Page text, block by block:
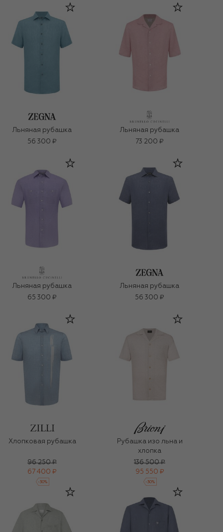
Льняная рубашка
56 300 ₽
Льняная рубашка
73 200 ₽
Льняная рубашка
65 300 ₽
Льняная рубашка
56 300 ₽
Хлопковая рубашка
96 250 ₽
67 400 ₽
-30%
Рубашка изо льна и
хлопка
136 500 ₽
95 550 ₽
-30%